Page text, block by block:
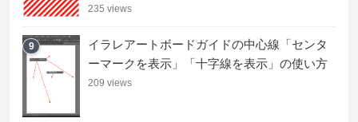
235 views
9
イラレアートボードガイドの中心線「センタ
ーマークを表示」「十字線を表示」の使い方
209 views